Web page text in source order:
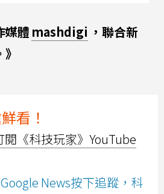
媒體 mashdigi ，聯合新
看！
閱《科技玩家》YouTube
News按下追蹤，科